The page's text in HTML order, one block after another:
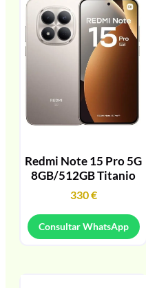
Redmi Note 15 Pro 5G
8GB/512GB Titanio
330€
Consultar WhatsApp